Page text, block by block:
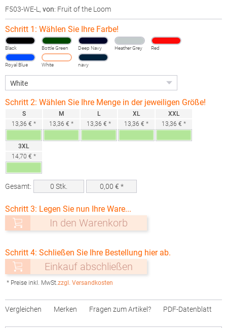
F503-WE-L , von: Fruit of the Loom
Schritt 1: Wählen Sie Ihre Farbe!
Black Bottle Green Deep Navy Heather Grey Red
Royal Blue White navy
Schritt 2: Wählen Sie Ihre Menge in der jeweiligen Größe!
S
13,36 € *
M
13,36 € *
L
13,36 € *
XL
13,36 € *
XXL
13,36 € *
3XL
14,70 € *
Gesamt: 0 Stk. 0,00 € *
Schritt 3: Legen Sie nun Ihre Ware...
In den Warenkorb
Schritt 4: Schließen Sie Ihre Bestellung hier ab.
Einkauf abschließen
* Preise inkl. MwSt.zzgl. Versandkosten
Vergleichen Merken Fragen zum Artikel? PDF-Datenblatt